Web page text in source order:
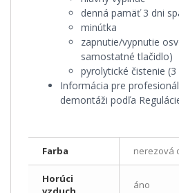
denná pamäť 3 dni
minútka
zapnutie/vypnutie
samostatné tlačidlo)
pyrolytické čistenie (3
Informácia pre
demontáži podľa
Farba nerezová
Horúci
áno